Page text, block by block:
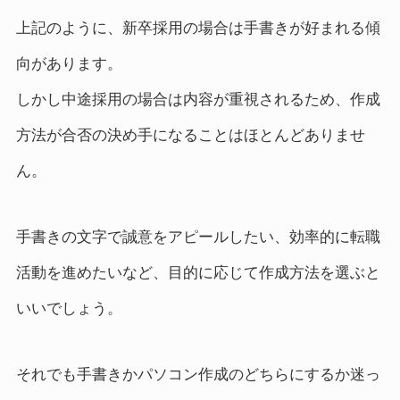
上記のように、新卒採用の場合は手書きが好まれる傾
向があります。
しかし中途採用の場合は内容が重視されるため、作成
方法が合否の決め手になることはほとんどありませ
ん。
手書きの文字で誠意をアピールしたい、効率的に転職
活動を進めたいなど、目的に応じて作成方法を選ぶと
いいでしょう。
それでも手書きかパソコン作成のどちらにするか迷っ